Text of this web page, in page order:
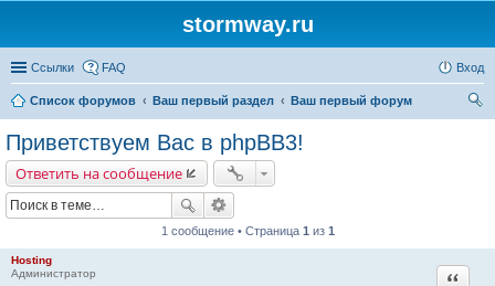
stormway.ru
Ссылки FAQ Вход
Список форумов Ваш первый раздел
Ваш первый форум
Приветствуем Вас в phpBB3!
Ответить на сообщение
1 сообщение • Страница 1 из 1
Hosting
Администратор
Цитата